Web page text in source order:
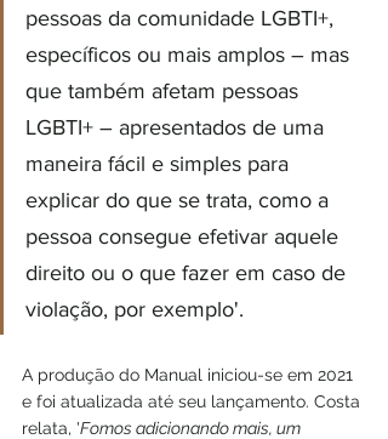
pessoas da comunidade LGBTI+,
específicos ou mais amplos – mas
que também afetam pessoas
LGBTI+ – apresentados de uma
maneira fácil e simples para
explicar do que se trata, como a
pessoa consegue efetivar aquele
direito ou o que fazer em caso de
violação, por exemplo'.
A produção do Manual iniciou-se em 2021
e foi atualizada até seu lançamento. Costa
relata, 'Fomos adicionando mais, um